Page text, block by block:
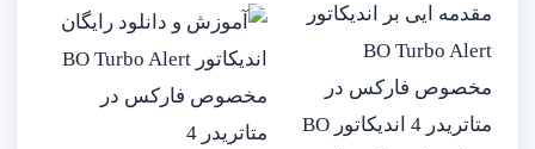
مقدمه ایی بر اندیکاتور
BO Turbo Alert
مخصوص فارکس در
متاتریدر 4 اندیکاتور BO